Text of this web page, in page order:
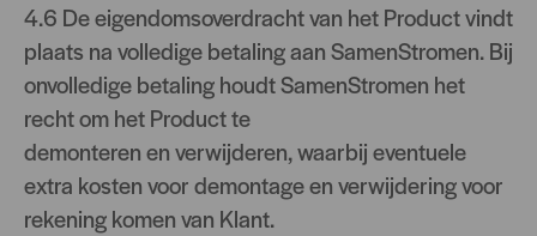
4.6 De eigendomsoverdracht van het Product vindt
plaats na volledige betaling aan SamenStromen. Bij
onvolledige betaling houdt SamenStromen het
recht om het Product te
demonteren en verwijderen, waarbij eventuele
extra kosten voor demontage en verwijdering voor
rekening komen van Klant.